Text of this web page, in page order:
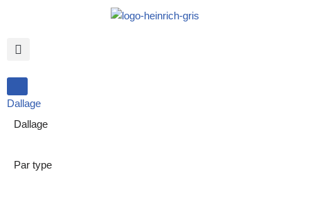
au
Dallage
Dallage
Par type